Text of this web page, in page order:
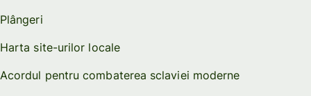
Plângeri
Harta site-urilor locale
Acordul pentru combaterea sclaviei moderne